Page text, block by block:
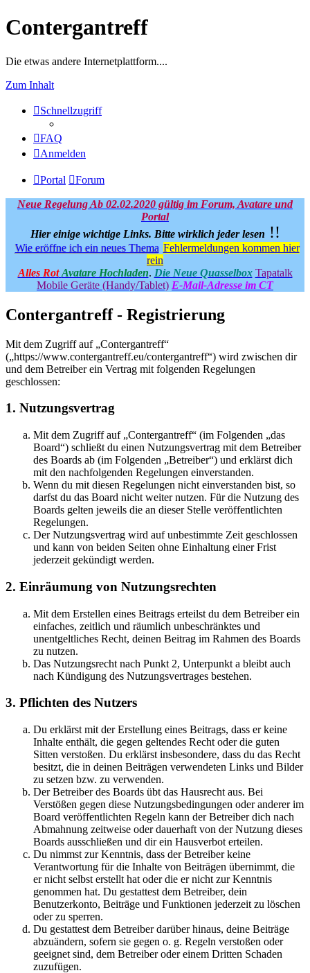
Contergantreff
Die etwas andere Internetplattform....
Zum Inhalt
Schnellzugriff
FAQ
Anmelden
Portal Forum
Neue Regelung Ab 02.02.2020 gültig im Forum, Avatare und
Portal
Hier einige wichtige Links. Bitte wirklich jeder lesen !!
Wie eröffne ich ein neues Thema Fehlermeldungen kommen hier
rein
Alles Rot Avatare Hochladen. Die Neue Quasselbox Tapatalk
Mobile Geräte (Handy/Tablet) E-Mail-Adresse im CT
Contergantreff - Registrierung
Mit dem Zugriff auf „Contergantreff“
(„https://www.contergantreff.eu/contergantreff“) wird zwischen dir
und dem Betreiber ein Vertrag mit folgenden Regelungen
geschlossen:
1. Nutzungsvertrag
Mit dem Zugriff auf „Contergantreff“ (im Folgenden „das
Board“) schließt du einen Nutzungsvertrag mit dem Betreiber
des Boards ab (im Folgenden „Betreiber“) und erklärst dich
mit den nachfolgenden Regelungen einverstanden.
Wenn du mit diesen Regelungen nicht einverstanden bist, so
darfst du das Board nicht weiter nutzen. Für die Nutzung des
Boards gelten jeweils die an dieser Stelle veröffentlichten
Regelungen.
Der Nutzungsvertrag wird auf unbestimmte Zeit geschlossen
und kann von beiden Seiten ohne Einhaltung einer Frist
jederzeit gekündigt werden.
2. Einräumung von Nutzungsrechten
Mit dem Erstellen eines Beitrags erteilst du dem Betreiber ein
einfaches, zeitlich und räumlich unbeschränktes und
unentgeltliches Recht, deinen Beitrag im Rahmen des Boards
zu nutzen.
Das Nutzungsrecht nach Punkt 2, Unterpunkt a bleibt auch
nach Kündigung des Nutzungsvertrages bestehen.
3. Pflichten des Nutzers
Du erklärst mit der Erstellung eines Beitrags, dass er keine
Inhalte enthält, die gegen geltendes Recht oder die guten
Sitten verstoßen. Du erklärst insbesondere, dass du das Recht
besitzt, die in deinen Beiträgen verwendeten Links und Bilder
zu setzen bzw. zu verwenden.
Der Betreiber des Boards übt das Hausrecht aus. Bei
Verstößen gegen diese Nutzungsbedingungen oder anderer im
Board veröffentlichten Regeln kann der Betreiber dich nach
Abmahnung zeitweise oder dauerhaft von der Nutzung dieses
Boards ausschließen und dir ein Hausverbot erteilen.
Du nimmst zur Kenntnis, dass der Betreiber keine
Verantwortung für die Inhalte von Beiträgen übernimmt, die
er nicht selbst erstellt hat oder die er nicht zur Kenntnis
genommen hat. Du gestattest dem Betreiber, dein
Benutzerkonto, Beiträge und Funktionen jederzeit zu löschen
oder zu sperren.
Du gestattest dem Betreiber darüber hinaus, deine Beiträge
abzuändern, sofern sie gegen o. g. Regeln verstoßen oder
geeignet sind, dem Betreiber oder einem Dritten Schaden
zuzufügen.